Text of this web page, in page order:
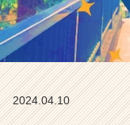
2024.04.10